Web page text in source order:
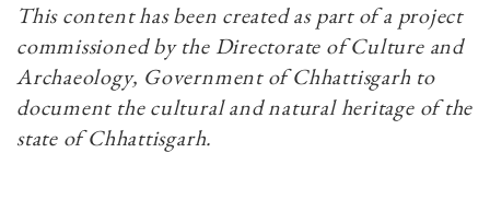
This content has been created as part of a project
commissioned by the Directorate of Culture and
Archaeology, Government of Chhattisgarh to
document the cultural and natural heritage of the
state of Chhattisgarh.